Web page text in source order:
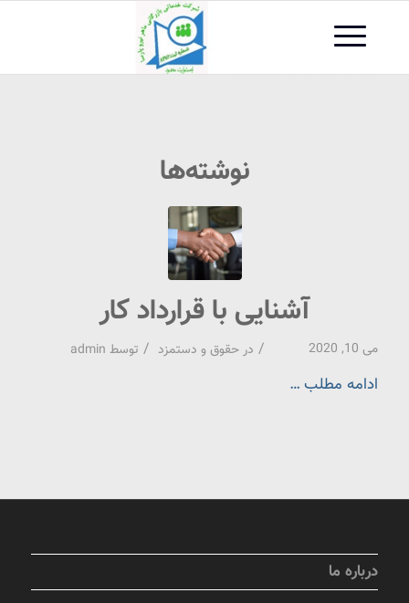
نوشته‌ها
آشنایی با قرارداد کار
می 10, 2020 / درحقوق و دستمزد / توسط admin
ادامه مطلب …
درباره ما